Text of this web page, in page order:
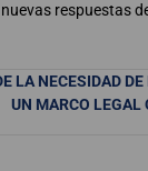
respuestas
LA NECESIDAD
UN MARCO LEGAL